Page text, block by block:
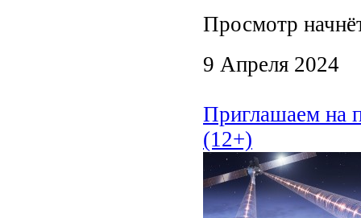
Просмотр
9 Апреля 2024
Приглашаем на
(12+)